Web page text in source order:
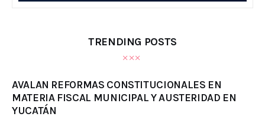
TRENDING POSTS
AVALAN REFORMAS CONSTITUCIONALES EN
MATERIA FISCAL MUNICIPAL Y AUSTERIDAD EN
YUCATÁN